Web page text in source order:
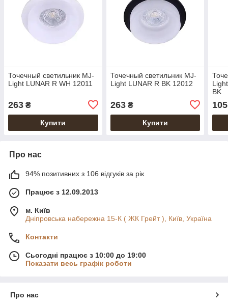
Точечный светильник MJ-
Light LUNAR R WH 12011
263 ₴
Купити
Точечный светильник MJ-
Light LUNAR R BK 12012
263₴
Купити
BK
105
Про нас
94% позитивних з 106 відгуків за рік
Працює з 12.09.2013
м. Київ
Дніпровська набережна 15-К ( ЖК Грейт ), Київ, Україна
Контакти
Сьогодні працює з 10:00 до 19:00
Показати весь графік роботи
Про нас